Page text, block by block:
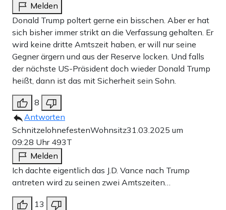
Melden
Donald Trump poltert gerne ein bisschen. Aber er hat
sich bisher immer strikt an die Verfassung gehalten. Er
wird keine dritte Amtszeit haben, er will nur seine
Gegner ärgern und aus der Reserve locken. Und falls
der nächste US-Präsident doch wieder Donald Trump
heißt, dann ist das mit Sicherheit sein Sohn.
8
Antworten
SchnitzelohnefestenWohnsitz31.03.2025 um
09:28 Uhr 493T
Melden
Ich dachte eigentlich das J.D. Vance nach Trump
antreten wird zu seinen zwei Amtszeiten…
13